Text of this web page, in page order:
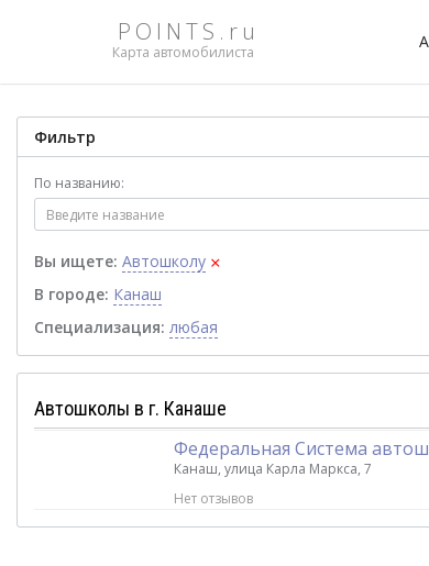
POINTS.ru
Карта автомобилиста
Фильтр
По названию:
Вы ищете: Автошколу ×
В городе: Канаш
Специализация: любая
Автошколы в г. Канаше
Федеральная Система
Канаш, улица Карла Маркса, 7
Нет отзывов